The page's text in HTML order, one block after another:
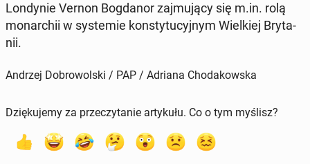
Lon­dy­nie Vernon Bog­da­nor zaj­mu­ją­cy się m.in. rolą
mo­nar­chii w sys­te­mie kon­sty­tu­cyj­nym Wiel­kiej Bry­ta­
nii.
Andrzej Dobrowolski / PAP / Adriana Chodakowska
Dziękujemy za przeczytanie artykułu. Co o tym myślisz?